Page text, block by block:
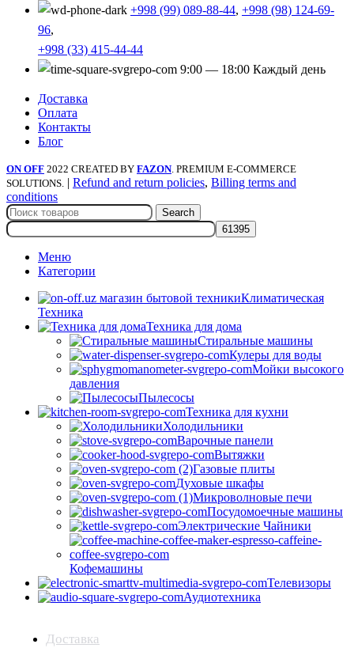
+998 (99) 089-88-44, +998 (98) 124-69-
96,
+998 (33) 415-44-44
9:00 — 18:00 Каждый день
Доставка
Оплата
Контакты
Блог
ON OFF 2022 CREATED BY FAZON. PREMIUM E-COMMERCE
SOLUTIONS. | Refund and return policies, Billing terms and
conditions
Search
Меню
Категории
Климатическая
Техника
Техника для дома
Стиральные машины
Кулеры для воды
Мойки высокого
давления
Пылесосы
Техника для кухни
Холодильники
Варочные панели
Вытяжки
Газовые плиты
Духовые шкафы
Микроволновые печи
Посудомоечные машины
Электрические Чайники
Кофемашины
Телевизоры
Аудиотехника
Доставка